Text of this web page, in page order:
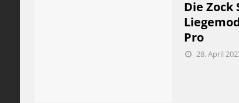
Die Zock
Pro
28. April